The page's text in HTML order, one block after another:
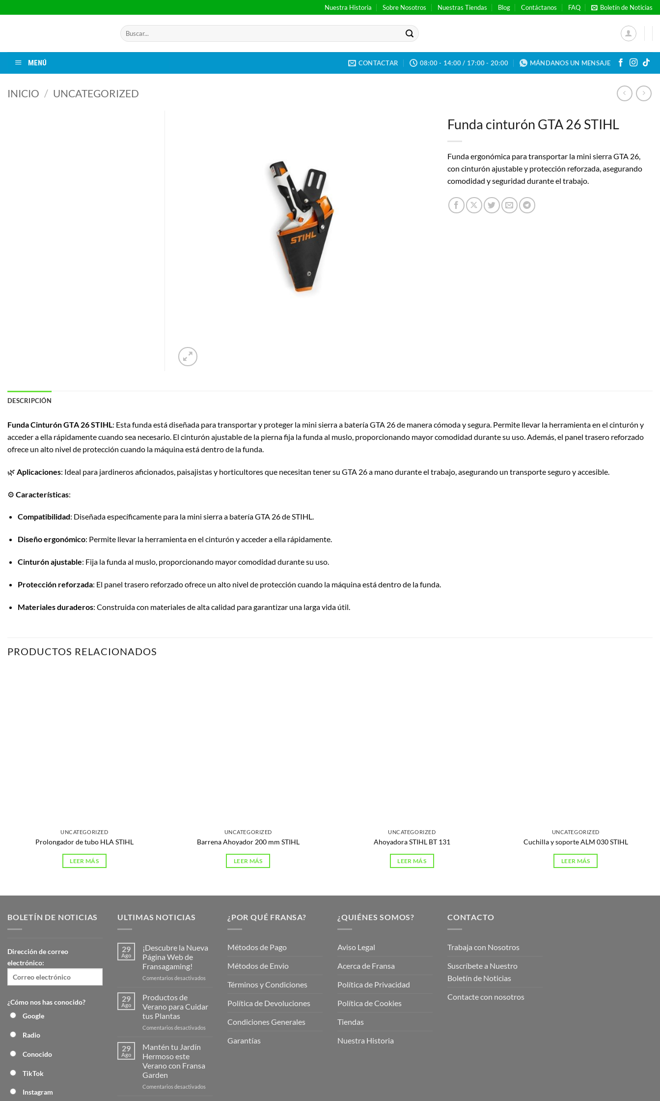
al
Nuestra Historia Sobre Nosotros Nuestras Tiendas Blog Contáctanos FAQ Boletín de Noticias
Buscar
por:
MENÚ CONTACTAR 08:00 - 14:00 / 17:00 - 20:00 MÁNDANOS UN MENSAJE
INICIO / UNCATEGORIZED
Funda cinturón GTA 26 STIHL
Funda ergonómica para transportar la mini sierra GTA 26,
con cinturón ajustable y protección reforzada, asegurando
comodidad y seguridad durante el trabajo.
DESCRIPCIÓN
Funda Cinturón GTA 26 STIHL: Esta funda está diseñada para transportar y proteger la mini sierra a batería GTA 26 de manera cómoda y segura. Permite llevar la herramienta en el cinturón y
acceder a ella rápidamente cuando sea necesario. El cinturón ajustable de la pierna fija la funda al muslo, proporcionando mayor comodidad durante su uso.Además, el panel trasero reforzado
ofrece un alto nivel de protección cuando la máquina está dentro de la funda.
🌿 Aplicaciones: Ideal para jardineros aficionados, paisajistas y horticultores que necesitan tener su GTA 26 a mano durante el trabajo, asegurando un transporte seguro y accesible.
⚙️ Características:
Compatibilidad: Diseñada específicamente para la mini sierra a batería GTA 26 de STIHL.
Diseño ergonómico: Permite llevar la herramienta en el cinturón y acceder a ella rápidamente.
Cinturón ajustable: Fija la funda al muslo, proporcionando mayor comodidad durante su uso.
Protección reforzada: El panel trasero reforzado ofrece un alto nivel de protección cuando la máquina está dentro de la funda.
Materiales duraderos: Construida con materiales de alta calidad para garantizar una larga vida útil.
PRODUCTOS RELACIONADOS
UNCATEGORIZED
Prolongador de tubo HLA STIHL
LEER MÁS
UNCATEGORIZED
Barrena Ahoyador 200 mm STIHL
LEER MÁS
UNCATEGORIZED
Ahoyadora STIHL BT 131
LEER MÁS
UNCATEGORIZED
Cuchilla y soporte ALM 030 STIHL
LEER MÁS
BOLETÍN DE NOTICIAS
Dirección de correo
electrónico:
¿Cómo nos has conocido?
Google
Radio
Conocido
TikTok
Instagram
ULTIMAS NOTICIAS
29
Ago
¡Descubre la Nueva
Página Web de
Fransagaming!
Comentarios desactivados
Página
29
Ago
Productos de
Verano para Cuidar
tus Plantas
Comentarios desactivados
29
Ago
Mantén tu Jardín
Hermoso este
Verano con Fransa
Garden
Comentarios desactivados
¿POR QUÉ FRANSA?
Métodos de Pago
Métodos de Envio
Términos y Condiciones
Política de Devoluciones
Condiciones Generales
Garantías
¿QUIÉNES SOMOS?
Aviso Legal
Acerca de Fransa
Política de Privacidad
Política de Cookies
Tiendas
Nuestra Historia
CONTACTO
Trabaja con Nosotros
Suscríbete a Nuestro
Boletín de Noticias
Contacte con nosotros